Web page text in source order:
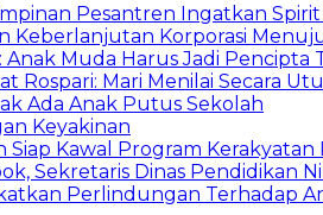
Pesantren Ingatkan
Keberlanjutan Korporasi
Muda Harus Jadi Pencipta
Rospari: Mari Menilai Secara
Ada Anak Putus Sekolah
Keyakinan
Siap Kawal Program
Sekretaris Dinas Pendidikan
Perlindungan Terhadap